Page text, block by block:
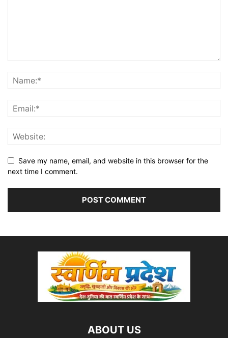
Save my name, email, and website in this browser for the
next time I comment.
ABOUT US